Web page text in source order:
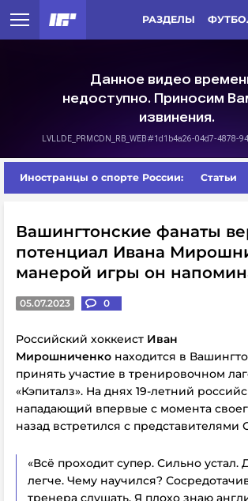
РАЗДЕЛЫ
Иностранцы о спорте России: Статьи
Вашингтонские фанаты
потенциал Ивана
манерой игры он
05.07.2023 0
Российский хоккеист Иван
Мирошниченко находится в
принять участие в тренировочном
«Кэпиталз». На днях 19-летний
нападающий впервые с момента
назад встретился с представителями
«Всё проходит супер. Сильно устал.
легче. Чему научился?
тренера слушать. Я плохо знаю